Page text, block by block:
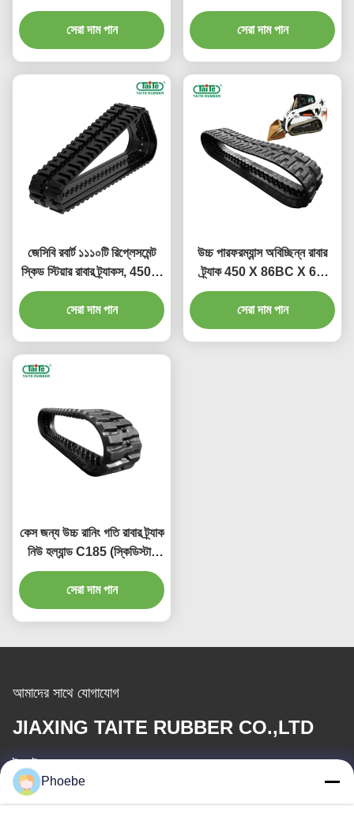
1110 স্কিড স্টিয়ার লোডারের
জন্য, আরো প্যাড প্যাটার্নস উপলব্ধ
সেরা দাম পান
স্টিলের তারের সাথে
450x86BLx52 অবিচ্ছিন্ন
সিটিএল রাবার ট্র্যাক
সেরা দাম পান
জেসিবি রবার্ট ১১১০টি রিপ্লেসমেন্ট
স্কিড স্টিয়ার রাবার ট্র্যাকস, 450 X
86BC X 52, উচ্চ কর্মক্ষমতা
সম্পন্ন রাবার ফর্মুলা এবং পরিধান
প্রতিরোধের সাথে
সেরা দাম পান
উচ্চ পারফরম্যান্স অবিচ্ছিন্ন রাবার
ট্র্যাক 450 X 86BC X 60
299C জন্য
সেরা দাম পান
কেস জন্য উচ্চ রানিং গতি রাবার ট্র্যাক
নিউ হল্যান্ড C185 (স্কিডিস্টার
লোডার)
সেরা দাম পান
আমাদের সাথে যোগাযোগ
JIAXING TAITE RUBBER CO.,LTD
ই-মেইল
Phoebe